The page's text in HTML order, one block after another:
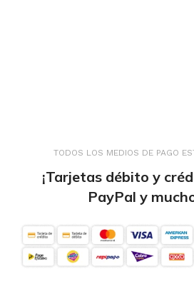
TODOS LOS MEDIOS DE PAGO
¡Tarjetas débito y
PayPal y